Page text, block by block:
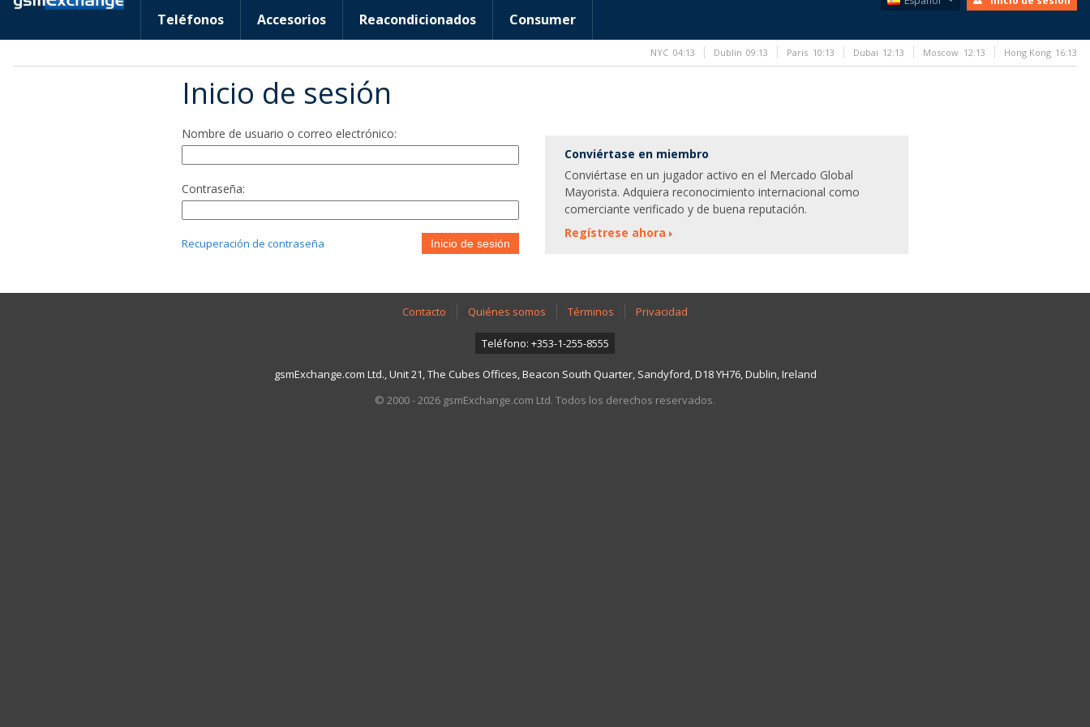
Teléfonos Accesorios Reacondicionados Consumer
Inicio de sesión
Nombre de usuario o correo electrónico:
Contraseña:
Recuperación de contraseña Inicio de sesión
Conviértase en miembro
Conviértase en un jugador activo en el Mercado Global
Mayorista. Adquiera reconocimiento internacional como
comerciante verificado y de buena reputación.
Regístrese ahora
Contacto Quiénes somos Términos Privacidad
Teléfono: +353-1-255-8555
gsmExchange.com Ltd., Unit 21, The Cubes Offices, Beacon South Quarter, Sandyford, D18 YH76, Dublin, Ireland
© 2000 - 2026 gsmExchange.com Ltd. Todos los derechos reservados.
NYC 04:13 Dublin 09:13 Paris 10:13 Dubai 12:13 Moscow 12:13 Hong Kong 16:13